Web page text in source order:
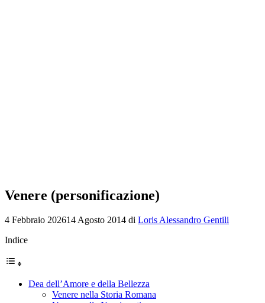
Venere (personificazione)
4 Febbraio 202614 Agosto 2014 di Loris Alessandro Gentili
Indice
Dea dell’Amore e della Bellezza
Venere nella Storia Romana